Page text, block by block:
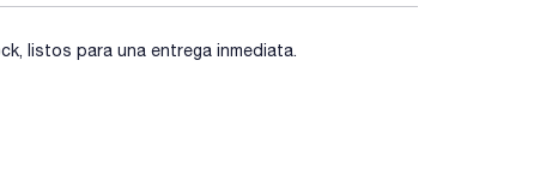
listos para una entrega inmediata.